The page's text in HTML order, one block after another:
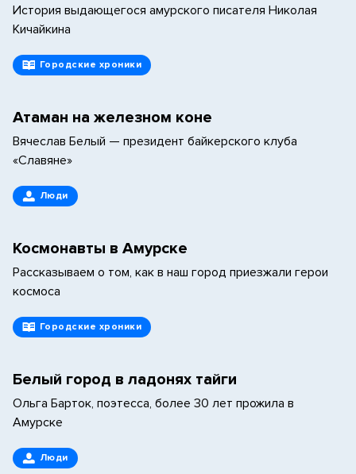
История выдающегося амурского писателя Николая
Кичайкина
Городские хроники
Атаман на железном коне
Вячеслав Белый — президент байкерского клуба
«Славяне»
Люди
Космонавты в Амурске
Рассказываем о том, как в наш город приезжали герои
космоса
Городские хроники
Белый город в ладонях тайги
Ольга Барток, поэтесса, более 30 лет прожила в
Амурске
Люди